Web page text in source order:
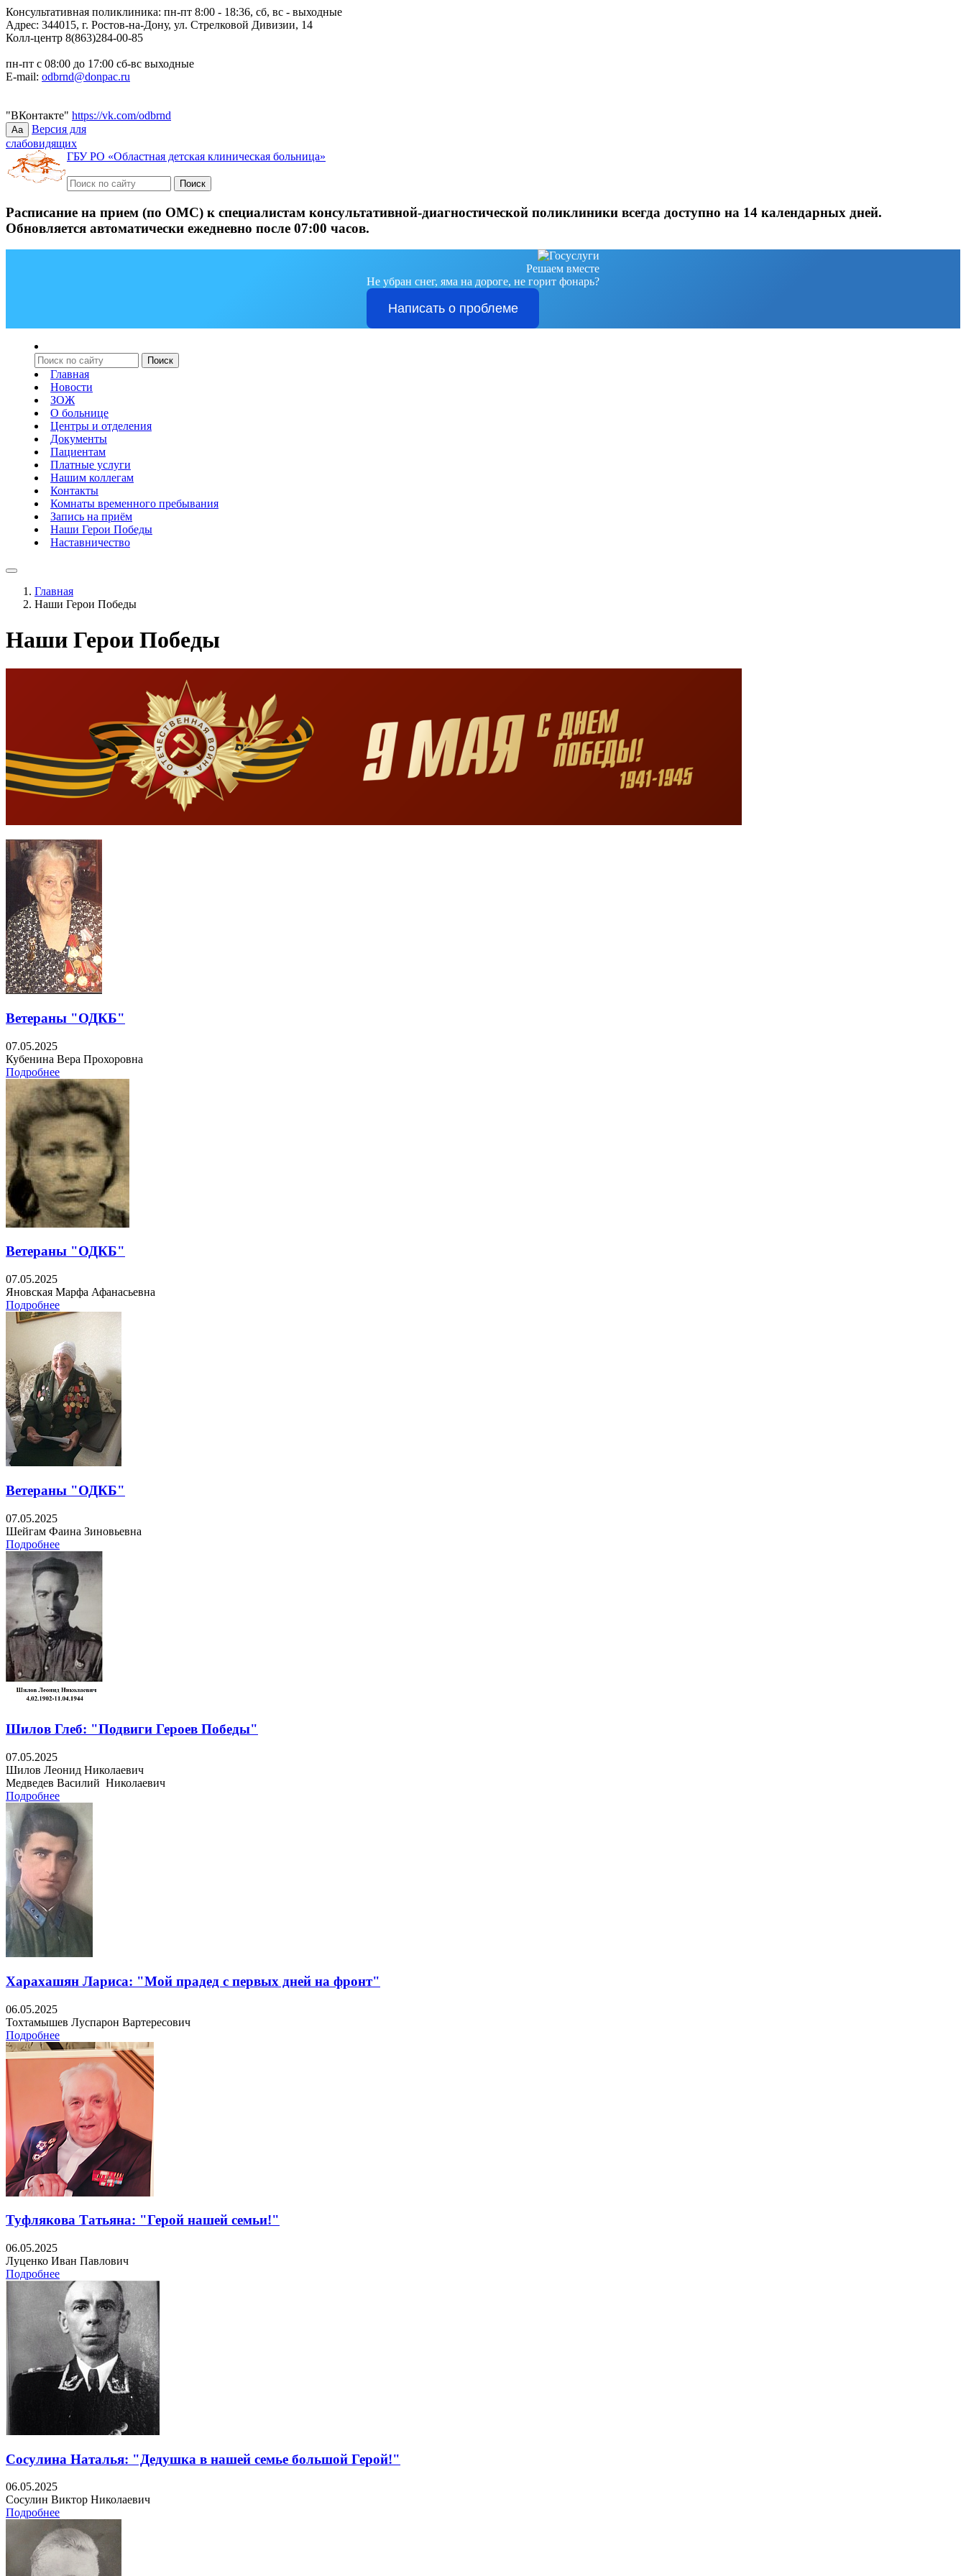
Консультативная поликлиника: пн-пт 8:00 - 18:36, сб, вс - выходные
Адрес: 344015, г. Ростов-на-Дону, ул. Стрелковой Дивизии, 14
Колл-центр 8(863)284-00-85
пн-пт с 08:00 до 17:00 сб-вс выходные
E-mail: odbrnd@donpac.ru
"ВКонтакте" https://vk.com/odbrnd
Aa
Версия для
слабовидящих
ГБУ РО «Областная детская клиническая больница»
Расписание на прием (по ОМС) к специалистам консультативной-диагностической поликлиники всегда доступно на 14 календарных дней.
Обновляется автоматически ежедневно после 07:00 часов.
Решаем вместе
Не убран снег, яма на дороге, не горит фонарь?
Написать о проблеме
Главная
Новости
ЗОЖ
О больнице
Центры и отделения
Документы
Пациентам
Платные услуги
Нашим коллегам
Контакты
Комнаты временного пребывания
Запись на приём
Наши Герои Победы
Наставничество
Главная
Наши Герои Победы
Наши Герои Победы
Ветераны "ОДКБ"
07.05.2025
Кубенина Вера Прохоровна
Подробнее
Ветераны "ОДКБ"
07.05.2025
Яновская Марфа Афанасьевна
Подробнее
Ветераны "ОДКБ"
07.05.2025
Шейгам Фаина Зиновьевна
Подробнее
Шилов Глеб: "Подвиги Героев Победы"
07.05.2025
Шилов Леонид Николаевич
Медведев Василий Николаевич
Подробнее
Харахашян Лариса: "Мой прадед с первых дней на фронт"
06.05.2025
Тохтамышев Луспарон Вартересович
Подробнее
Туфлякова Татьяна: "Герой нашей семьи!"
06.05.2025
Луценко Иван Павлович
Подробнее
Сосулина Наталья: "Дедушка в нашей семье большой Герой!"
06.05.2025
Сосулин Виктор Николаевич
Подробнее